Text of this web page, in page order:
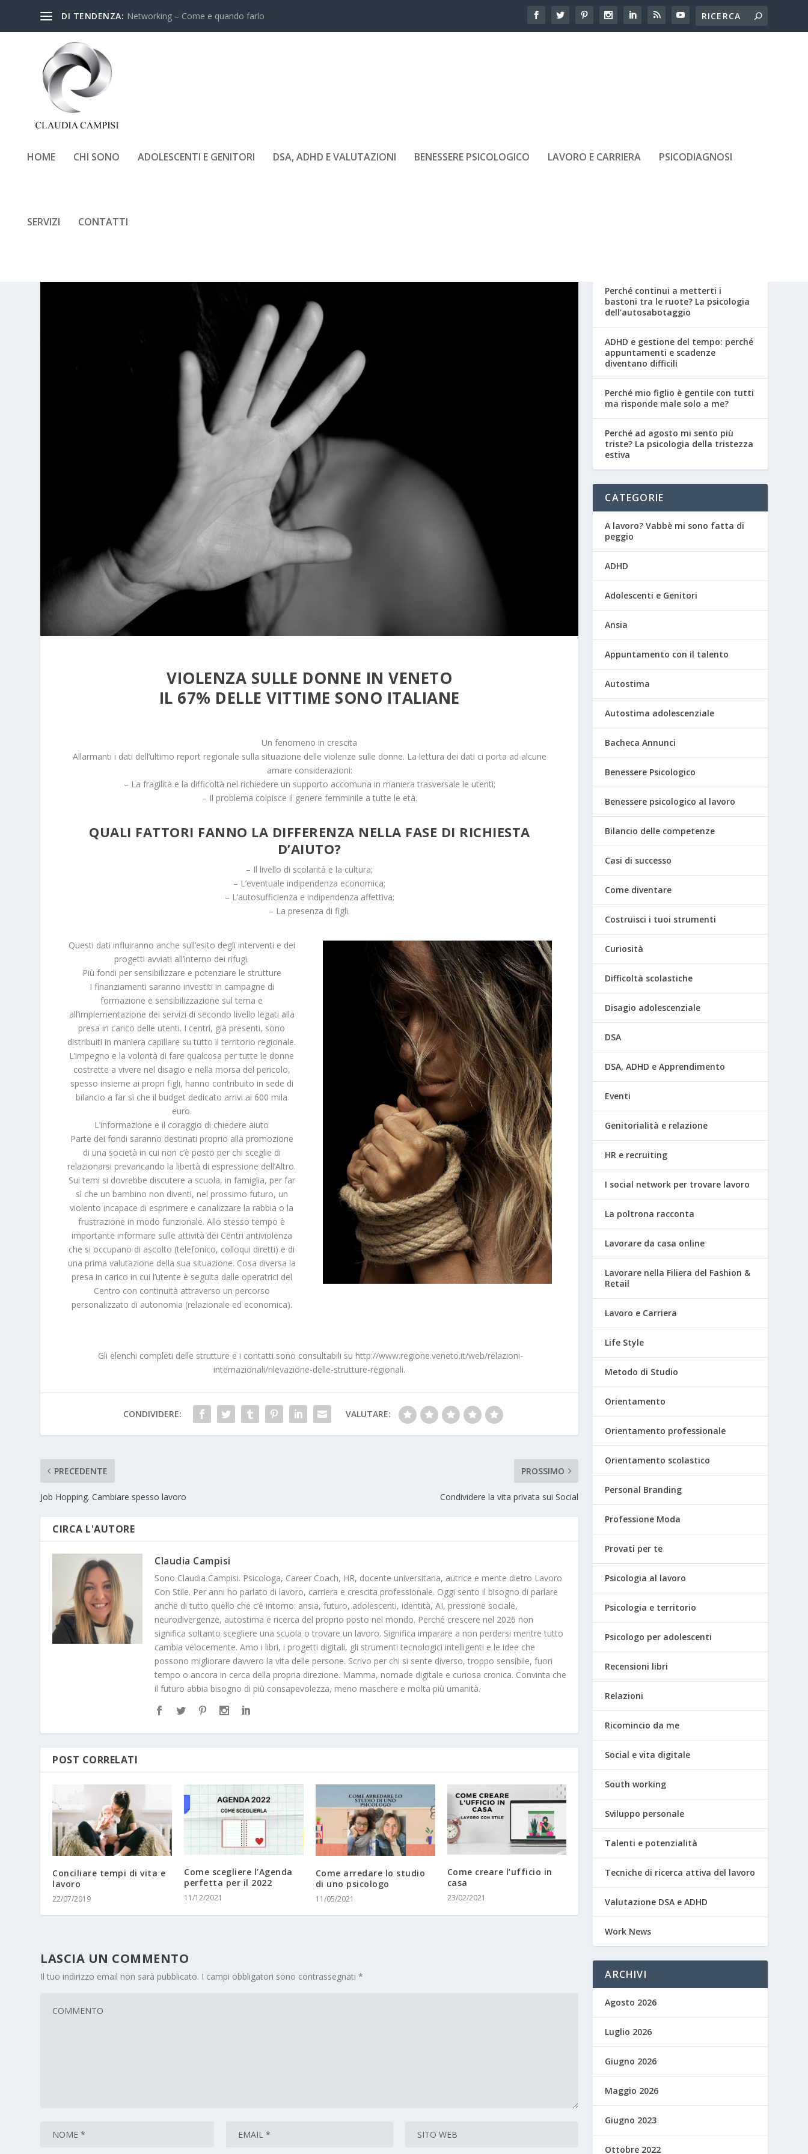
DI TENDENZA: Networking – Come e quando farlo
HOME CHI SONO ADOLESCENTI E GENITORI DSA, ADHD E VALUTAZIONI BENESSERE PSICOLOGICO LAVORO E CARRIERA PSICODIAGNOSI
SERVIZI CONTATTI
VIOLENZA SULLE DONNE IN VENETO
IL 67% DELLE VITTIME SONO ITALIANE
Un fenomeno in crescita
Allarmanti i dati dell’ultimo report regionale sulla situazione delle violenze sulle donne. La lettura dei dati ci porta ad alcune
amare considerazioni:
– La fragilità e la difficoltà nel richiedere un supporto accomuna in maniera trasversale le utenti;
– Il problema colpisce il genere femminile a tutte le età.
QUALI FATTORI FANNO LA DIFFERENZA NELLA FASE DI RICHIESTA
D’AIUTO?
– Il livello di scolarità e la cultura;
– L’eventuale indipendenza economica;
– L’autosufficienza e indipendenza affettiva;
– La presenza di figli.
Questi dati influiranno anche sull’esito degli interventi e dei
progetti avviati all’interno dei rifugi.
Più fondi per sensibilizzare e potenziare le strutture
I finanziamenti saranno investiti in campagne di
formazione e sensibilizzazione sul tema e
all’implementazione dei servizi di secondo livello legati alla
presa in carico delle utenti. I centri, già presenti, sono
distribuiti in maniera capillare su tutto il territorio regionale.
L’impegno e la volontà di fare qualcosa per tutte le donne
costrette a vivere nel disagio e nella morsa del pericolo,
spesso insieme ai propri figli, hanno contribuito in sede di
bilancio a far sì che il budget dedicato arrivi ai 600 mila
euro.
L’informazione e il coraggio di chiedere aiuto
Parte dei fondi saranno destinati proprio alla promozione
di una società in cui non c’è posto per chi sceglie di
relazionarsi prevaricando la libertà di espressione dell’Altro.
Sui temi si dovrebbe discutere a scuola, in famiglia, per far
sì che un bambino non diventi, nel prossimo futuro, un
violento incapace di esprimere e canalizzare la rabbia o la
frustrazione in modo funzionale. Allo stesso tempo è
importante informare sulle attività dei Centri antiviolenza
che si occupano di ascolto (telefonico, colloqui diretti) e di
una prima valutazione della sua situazione. Cosa diversa la
presa in carico in cui l’utente è seguita dalle operatrici del
Centro con continuità attraverso un percorso
personalizzato di autonomia (relazionale ed economica).
Gli elenchi completi delle strutture e i contatti sono consultabili su http://www.regione.veneto.it/web/relazioni-
internazionali/rilevazione-delle-strutture-regionali.
CONDIVIDERE: VALUTARE:
PRECEDENTE
Job Hopping. Cambiare spesso lavoro
PROSSIMO
Condividere la vita privata sui Social
CIRCA L'AUTORE
Claudia Campisi
Sono Claudia Campisi. Psicologa, Career Coach, HR, docente universitaria, autrice e mente dietro Lavoro
Con Stile. Per anni ho parlato di lavoro, carriera e crescita professionale. Oggi sento il bisogno di parlare
anche di tutto quello che c’è intorno: ansia, futuro, adolescenti, identità, AI, pressione sociale,
neurodivergenze, autostima e ricerca del proprio posto nel mondo. Perché crescere nel 2026 non
significa soltanto scegliere una scuola o trovare un lavoro. Significa imparare a non perdersi mentre tutto
cambia velocemente. Amo i libri, i progetti digitali, gli strumenti tecnologici intelligenti e le idee che
possono migliorare davvero la vita delle persone. Scrivo per chi si sente diverso, troppo sensibile, fuori
tempo o ancora in cerca della propria direzione. Mamma, nomade digitale e curiosa cronica. Convinta che
il futuro abbia bisogno di più consapevolezza, meno maschere e molta più umanità.
POST CORRELATI
Conciliare tempi di vita e
lavoro
22/07/2019
Come scegliere l’Agenda
perfetta per il 2022
11/12/2021
Come arredare lo studio
di uno psicologo
11/05/2021
Come creare l’ufficio in
casa
23/02/2021
LASCIA UN COMMENTO
Il tuo indirizzo email non sarà pubblicato. I campi obbligatori sono contrassegnati*
Perché continui a metterti i
bastoni tra le ruote? La psicologia
dell’autosabotaggio
ADHD e gestione del tempo: perché
appuntamenti e scadenze
diventano difficili
Perché mio figlio è gentile con tutti
ma risponde male solo a me?
Perché ad agosto mi sento più
triste? La psicologia della tristezza
estiva
CATEGORIE
A lavoro? Vabbè mi sono fatta di
peggio
ADHD
Adolescenti e Genitori
Ansia
Appuntamento con il talento
Autostima
Autostima adolescenziale
Bacheca Annunci
Benessere Psicologico
Benessere psicologico al lavoro
Bilancio delle competenze
Casi di successo
Come diventare
Costruisci i tuoi strumenti
Curiosità
Difficoltà scolastiche
Disagio adolescenziale
DSA
DSA, ADHD e Apprendimento
Eventi
Genitorialità e relazione
HR e recruiting
I social network per trovare lavoro
La poltrona racconta
Lavorare da casa online
Lavorare nella Filiera del Fashion &
Retail
Lavoro e Carriera
Life Style
Metodo di Studio
Orientamento
Orientamento professionale
Orientamento scolastico
Personal Branding
Professione Moda
Provati per te
Psicologia al lavoro
Psicologia e territorio
Psicologo per adolescenti
Recensioni libri
Relazioni
Ricomincio da me
Social e vita digitale
South working
Sviluppo personale
Talenti e potenzialità
Tecniche di ricerca attiva del lavoro
Valutazione DSA e ADHD
Work News
ARCHIVI
Agosto 2026
Luglio 2026
Giugno 2026
Maggio 2026
Giugno 2023
Ottobre 2022